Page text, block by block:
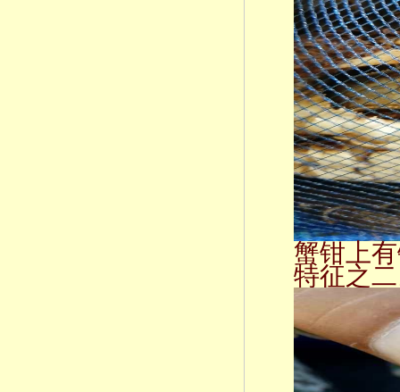
蟹钳上
特征之